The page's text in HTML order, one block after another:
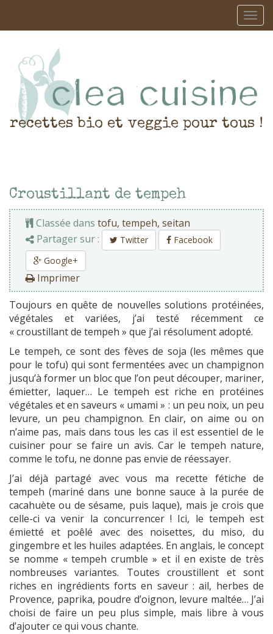
recettes bio et veggie pour tous !
Croustillant de tempeh
Classée dans tofu, tempeh, seitan
Partager sur :
Twitter
Facebook
Google+
Imprimer
Toujours en quête de nouvelles solutions protéinées,
végétales et variées, j’ai testé récemment ce
« croustillant de tempeh » que j’ai résolument adopté.
Le tempeh, ce sont des fèves de soja (les mêmes que
pour le tofu) qui sont fermentées avec un champignon
jusqu’à former un bloc que l’on peut découper, mariner,
émietter, laquer… Le tempeh est riche en protéines
végétales et en saveurs « umami » : un peu noix, un peu
levure, un peu champignon. En clair, on aime ou on
n’aime pas, mais dans tous les cas il est essentiel de le
cuisiner pour se faire un avis. Car le tempeh nature,
comme le tofu, ne donne pas envie de réessayer.
J’ai déjà partagé avec vous ma recette fétiche de
tempeh (mariné dans une bonne sauce à la purée de
cacahuète ou de sésame, puis laque), mais je crois que
celle-ci va venir la concurrencer ! Ici, le tempeh est
émietté et poêlé avec des noisettes, du miso, du
gingembre et les huiles adaptées. En anglais, le concept
se nomme « tempeh crumble » et il en existe de très
nombreuses variantes. Toutes croustillent et sont
riches en ingrédients forts en saveur : ail, herbes de
Provence, paprika, poudre d’oignon, levure maltée… J’ai
choisi de faire un peu plus simple, mais libre à vous
d’ajouter ce qui vous chante.